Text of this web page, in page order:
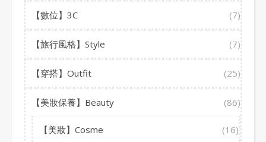
【數位】3C (7)
【旅行風格】Style (7)
【穿搭】Outfit (25)
【美妝保養】Beauty (86)
【美妝】Cosme (16)